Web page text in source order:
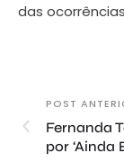
das
POST
Fernanda
por ‘Ainda